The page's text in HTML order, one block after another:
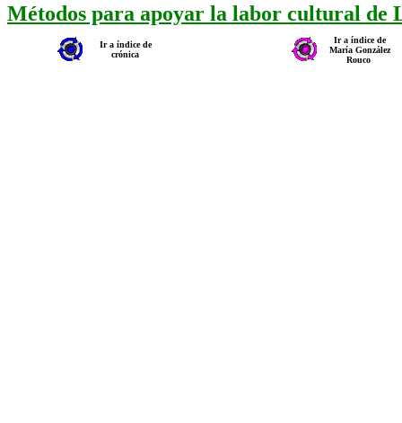
Métodos para apoyar la labor cultural de
Ir a índice de
crónica
Ir a índice de
María González
Rouco